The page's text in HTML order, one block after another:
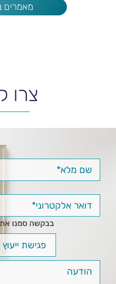
מאמרים
צרו
בבקשה סמנו